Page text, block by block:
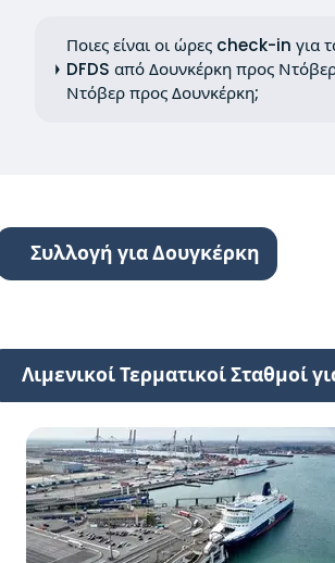
Ποιες είναι οι ώρες check-in για
DFDS από Δουνκέρκη προς
Ντόβερ προς Δουνκέρκη;
Συλλογή για Δουγκέρκη
Λιμενικοί Τερματικοί Σταθμοί